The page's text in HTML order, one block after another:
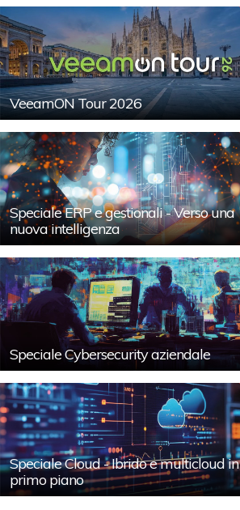
VeeamON Tour 2026
Speciale ERP e gestionali - Verso una
nuova intelligenza
Speciale Cybersecurity aziendale
Speciale Cloud - Ibrido e multicloud in
primo piano